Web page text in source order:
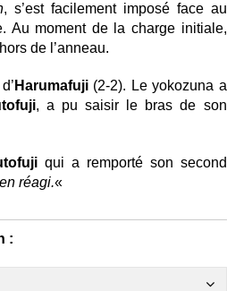
, s’est facilement imposé face au
Au moment de la charge initiale,
de l’anneau.
Harumafuji(2-2). Le yokozuna a
, a pu saisir le bras de son
qui a remporté son second
réagi.«
: